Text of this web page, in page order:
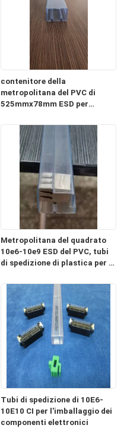
contenitore della
metropolitana del PVC di
525mmx78mm ESD per
alimentazione
Metropolitana del quadrato
10e6-10e9 ESD del PVC, tubi
di spedizione di plastica per i
Tubi di spedizione di 10E6-
10E10 CI per l'imballaggio dei
componenti elettronici